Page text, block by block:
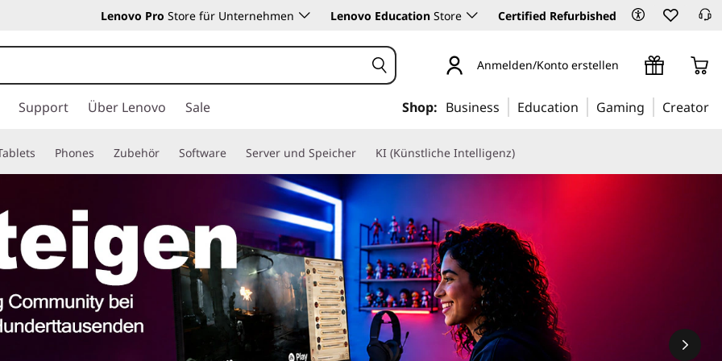
Lenovo Pro Store für Unternehmen Lenovo Education Store Certified Refurbished
Anmelden/Konto erstellen
Support Über Lenovo Sale Shop: Business Education Gaming Creator
Phones Zubehör Software Server und Speicher KI (Künstliche Intelligenz)